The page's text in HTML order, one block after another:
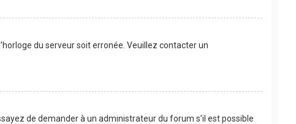
du serveur soit erronée. Veuillez contacter un
de demander à un administrateur du forum s’il est possible